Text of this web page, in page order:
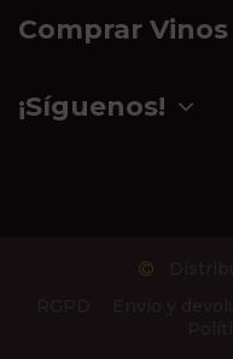
Comprar Vinos
¡Síguenos!